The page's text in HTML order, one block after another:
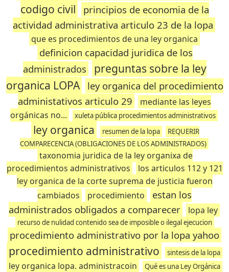
codigo civil
principios de economia de la
actividad administrativa articulo 23 de la lopa
que es procedimientos de una ley organica
definicion capacidad juridica de los
administrados
preguntas sobre la ley
organica LOPA
ley organica del procedimiento
administativos articulo 29
mediante las leyes
orgánicas no...
xuleta pública procedimientos administrativos
ley organica resumen de la lopa
REQUERIR
COMPARECENCIA (OBLIGACIONES DE LOS ADMINISTRADOS)
taxonomia juridica de la ley organixa de
procedimientos administrativos
los articulos 112 y 121
ley organica de la corte suprema de justicia fueron
cambiados
procedimiento
estan los
administrados obligados a comparecer
lopa ley
recurso de nulidad contenido sea de imposible o ilegal ejecucion
procedimiento administrativo por la lopa yahoo
procedimiento administrativo sintesis de la lopa
ley organica lopa. administracoin
Qué es una Ley Orgánica